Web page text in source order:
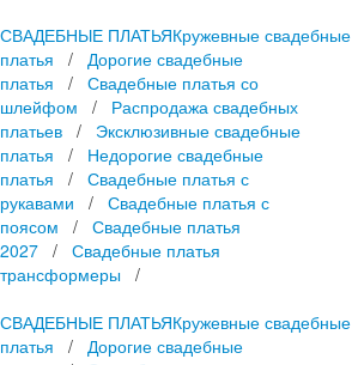
СВАДЕБНЫЕ ПЛАТЬЯКружевные свадебные
платья / Дорогие свадебные
платья / Свадебные платья со
шлейфом / Распродажа свадебных
платьев / Эксклюзивные свадебные
платья / Недорогие свадебные
платья / Свадебные платья с
рукавами / Свадебные платья с
поясом / Свадебные платья
2027 / Свадебные платья
трансформеры /
СВАДЕБНЫЕ ПЛАТЬЯКружевные свадебные
платья / Дорогие свадебные